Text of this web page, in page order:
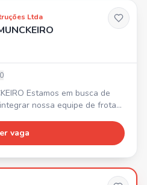
Ltda
0
busca de
nossa equipe de frotas.
Certificado ATUALIZADO de
vaga